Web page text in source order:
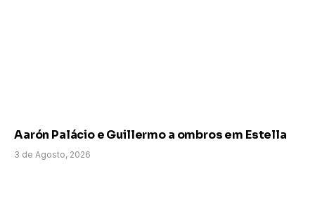
Aarón Palácio e Guillermo a ombros em Estella
3 de Agosto, 2026